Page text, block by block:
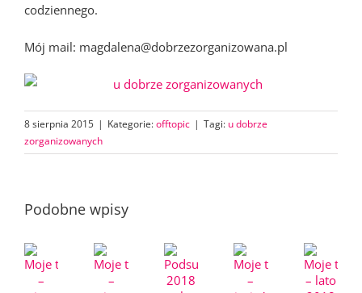
codziennego.
Mój mail: magdalena@dobrzezorganizowana.pl
8 sierpnia 2015 | Kategorie:offtopic | Tagi: u dobrze
zorganizowanych
Podobne wpisy